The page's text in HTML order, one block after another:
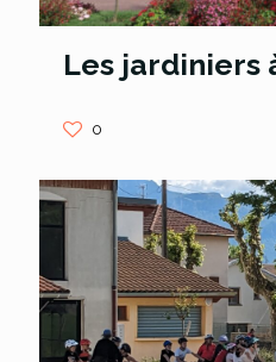
Les jardiniers
0